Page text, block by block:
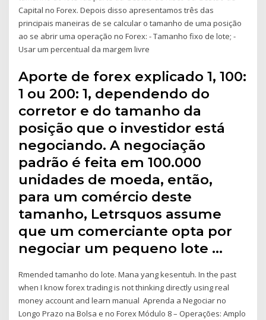
Capital no Forex. Depois disso apresentamos três das
principais maneiras de se calcular o tamanho de uma posição
ao se abrir uma operação no Forex: - Tamanho fixo de lote; -
Usar um percentual da margem livre
Aporte de forex explicado 1, 100:
1 ou 200: 1, dependendo do
corretor e do tamanho da
posição que o investidor está
negociando. A negociação
padrão é feita em 100.000
unidades de moeda, então,
para um comércio deste
tamanho, Letrsquos assume
que um comerciante opta por
negociar um pequeno lote …
Rmended tamanho do lote. Mana yang kesentuh. In the past
when I know forex trading is not thinking directly using real
money account and learn manual Aprenda a Negociar no
Longo Prazo na Bolsa e no Forex Módulo 8 – Operações: Amplo